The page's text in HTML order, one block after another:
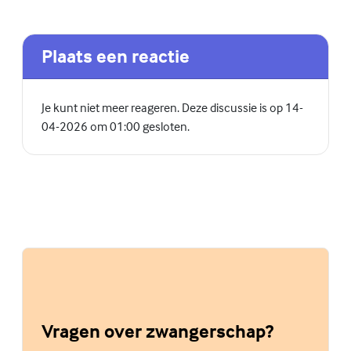
Plaats een reactie
Je kunt niet meer reageren. Deze discussie is op 14-
04-2026 om 01:00 gesloten.
Vragen over zwangerschap?